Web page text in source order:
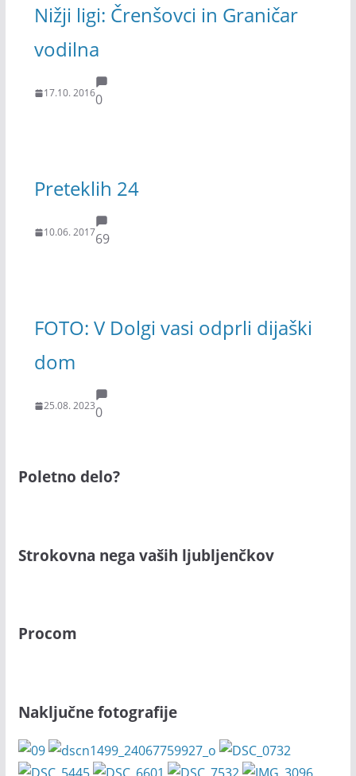
Nižji ligi: Črenšovci in Graničar
vodilna
17.10. 20160
Preteklih 24
10.06. 201769
FOTO: V Dolgi vasi odprli dijaški
dom
25.08. 20230
Poletno delo?
Strokovna nega vaših ljubljenčkov
Procom
Naključne fotografije